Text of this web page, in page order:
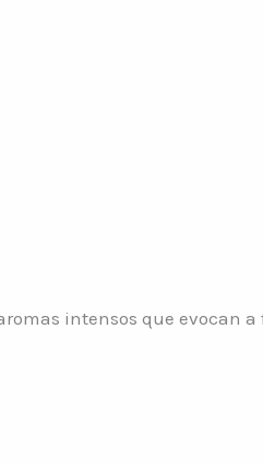
intensos que evocan